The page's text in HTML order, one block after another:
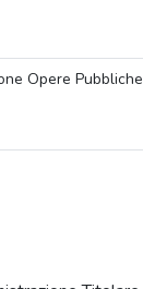
Opere Pubbliche